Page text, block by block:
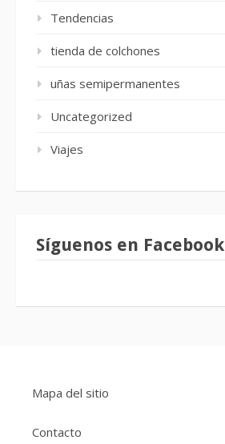
Tendencias
tienda de colchones
uñas semipermanentes
Uncategorized
Viajes
Síguenos en Facebook
Mapa del sitio
Contacto